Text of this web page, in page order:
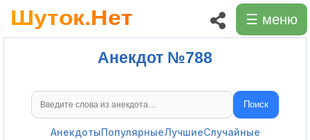
☰ меню
Анекдот №788
Поиск анекдотов Поиск
АнекдотыПопулярныеЛучшиеСлучайные